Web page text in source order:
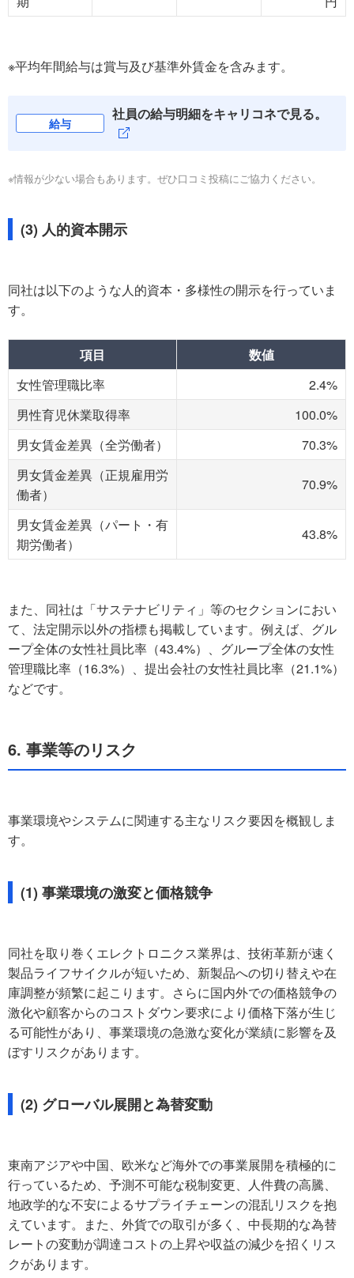
※平均年間給与は賞与及び基準外賃金を含みます。
給与
社員の給与明細をキャリコネで見る。
※情報が少ない場合もあります。ぜひ口コミ投稿にご協力ください。
(3) 人的資本開示
同社は以下のような人的資本・多様性の開示を行っていま
す。
項目
数値
女性管理職比率
2.4%
男性育児休業取得率
100.0%
男女賃金差異（全労働者）
70.3%
男女賃金差異（正規雇用労
働者）
70.9%
男女賃金差異（パート・有
期労働者）
43.8%
また、同社は「サステナビリティ」等のセクションにおい
て、法定開示以外の指標も掲載しています。例えば、グル
ープ全体の女性社員比率（43.4%）、グループ全体の女性
管理職比率（16.3%）、提出会社の女性社員比率（21.1%）
などです。
6. 事業等のリスク
事業環境やシステムに関連する主なリスク要因を概観しま
す。
(1) 事業環境の激変と価格競争
同社を取り巻くエレクトロニクス業界は、技術革新が速く
製品ライフサイクルが短いため、新製品への切り替えや在
庫調整が頻繁に起こります。さらに国内外での価格競争の
激化や顧客からのコストダウン要求により価格下落が生じ
る可能性があり、事業環境の急激な変化が業績に影響を及
ぼすリスクがあります。
(2) グローバル展開と為替変動
東南アジアや中国、欧米など海外での事業展開を積極的に
行っているため、予測不可能な税制変更、人件費の高騰、
地政学的な不安によるサプライチェーンの混乱リスクを抱
えています。また、外貨での取引が多く、中長期的な為替
レートの変動が調達コストの上昇や収益の減少を招くリス
クがあります。